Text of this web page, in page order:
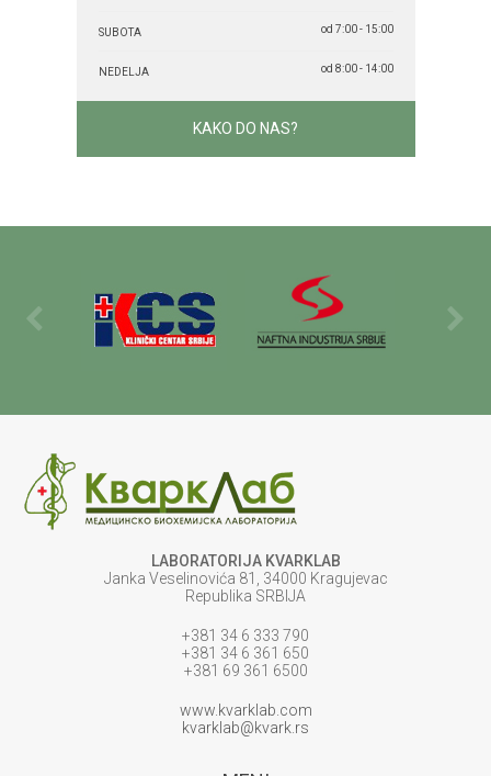
SUBOTA od 7:00 - 15:00
NEDELJA od 8:00 - 14:00
KAKO DO NAS?
LABORATORIJA KVARKLAB
Janka Veselinovića 81, 34000 Kragujevac
Republika SRBIJA
+381 34 6 333 790
+381 34 6 361 650
+381 69 361 6500
www.kvarklab.com
kvarklab@kvark.rs